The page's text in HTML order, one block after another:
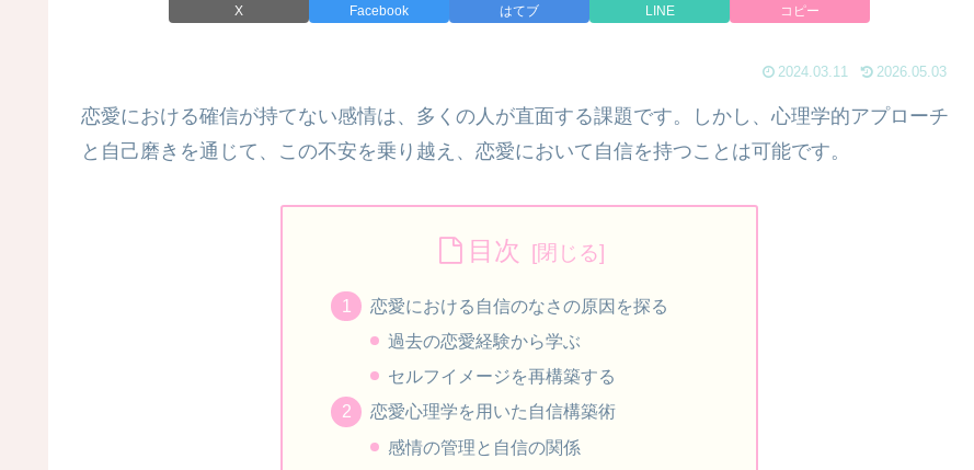
X Facebook はてブ LINE コピー
2024.03.11 2026.05.03
恋愛における確信が持てない感情は、多くの人が直面する課題です。しかし、心理学的アプローチ
と自己磨きを通じて、この不安を乗り越え、恋愛において自信を持つことは可能です。
目次
恋愛における自信のなさの原因を探る
過去の恋愛経験から学ぶ
セルフイメージを再構築する
恋愛心理学を用いた自信構築術
感情の管理と自信の関係